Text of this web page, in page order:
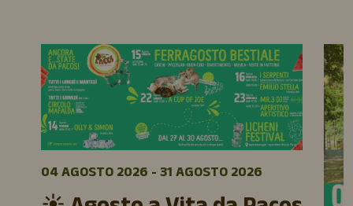
04 AGOSTO 2026 - 31 AGOSTO 2026